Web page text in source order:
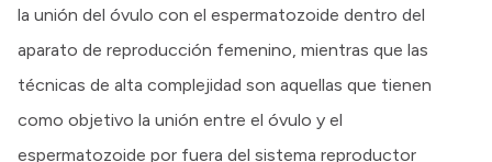
la unión del óvulo con el espermatozoide dentro del
aparato de reproducción femenino, mientras que las
técnicas de alta complejidad son aquellas que tienen
como objetivo la unión entre el óvulo y el
espermatozoide por fuera del sistema reproductor